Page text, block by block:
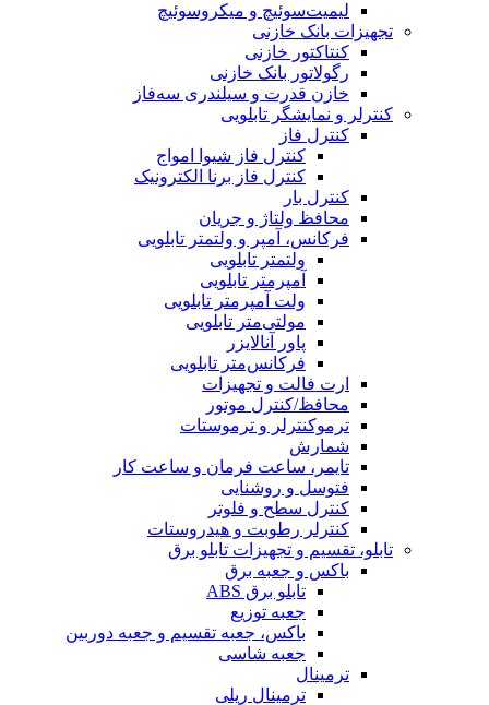
لیمیت‌سوئیچ و میکروسوئیچ
تجهیزات بانک خازنی
کنتاکتور خازنی
رگولاتور بانک خازنی
خازن قدرت و سیلندری سه‌فاز
کنترلر و نمایشگر تابلویی
کنترل فاز
کنترل فاز شیوا امواج
کنترل فاز برنا الکترونیک
کنترل بار
محافظ ولتاژ و جریان
فرکانس، آمپر و ولتمتر تابلویی
ولتمتر تابلویی
آمپرمتر تابلویی
ولت آمپرمتر تابلویی
مولتی‌متر تابلویی
پاور آنالایزر
فرکانس‌متر تابلویی
ارت فالت و تجهیزات
محافظ/کنترل موتور
ترموکنترلر و ترموستات
شمارش
تایمر، ساعت فرمان و ساعت کار
فتوسل و روشنایی
کنترل سطح و فلوتر
کنترلر رطوبت و هیدروستات
تابلو، تقسیم و تجهیزات تابلو برق
باکس و جعبه برق
تابلو برق ABS
جعبه توزیع
باکس، جعبه تقسیم و جعبه دوربین
جعبه شاسی
ترمینال
ترمینال ریلی